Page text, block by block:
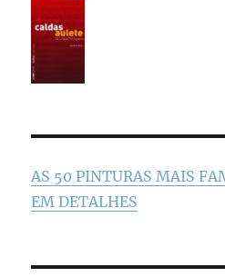
AS 50 PINTURAS MAIS
EM DETALHES